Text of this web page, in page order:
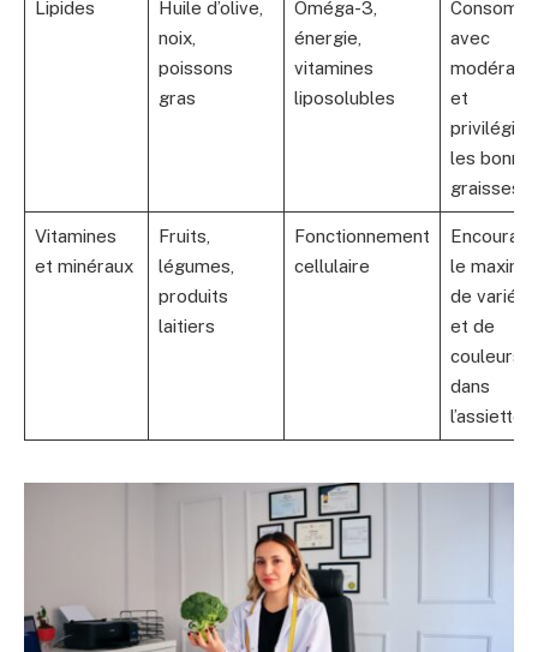
Lipides
Huile d’olive,
noix,
poissons
gras
Oméga-3,
énergie,
vitamines
liposolubles
avec
et
privilégier
les
graisses
Vitamines
et minéraux
Fruits,
légumes,
produits
laitiers
Fonctionnement
cellulaire
le
de variété
et de
couleurs
dans
l’assiette